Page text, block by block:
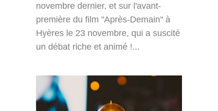
novembre dernier, et sur l'avant-
première du film "Après-Demain" à
Hyères le 23 novembre, qui a suscité
un débat riche et animé !...